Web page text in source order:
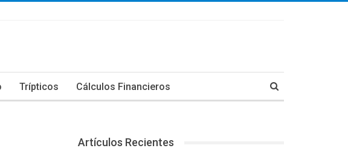
Trípticos Cálculos Financieros
Artículos Recientes